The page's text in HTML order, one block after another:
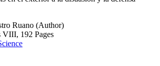
Ruano (Author)
VIII, 192 Pages